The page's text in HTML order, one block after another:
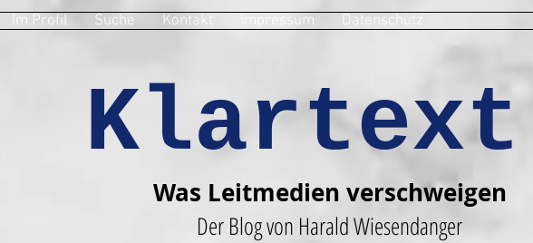
Im Profil Suche Kontakt Impressum Datenschutz
Was Leitmedien verschweigen
Der Blog von Harald Wiesendanger